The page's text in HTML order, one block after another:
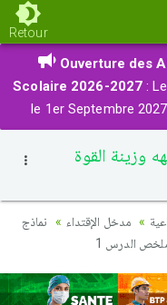
Retour
Ouverture des
Scolaire 2026-2027 :
le 1er Septembre
وزينة القوة
مدخل الإقتداء
نماذج
الدرس 1